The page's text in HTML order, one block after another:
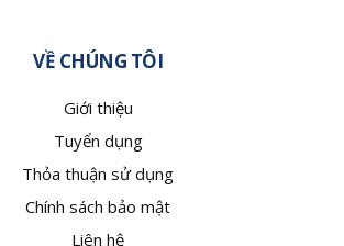
VỀ CHÚNG TÔI
Giới thiệu
Tuyển dụng
Thỏa thuận sử dụng
Chính sách bảo mật
Liên hệ